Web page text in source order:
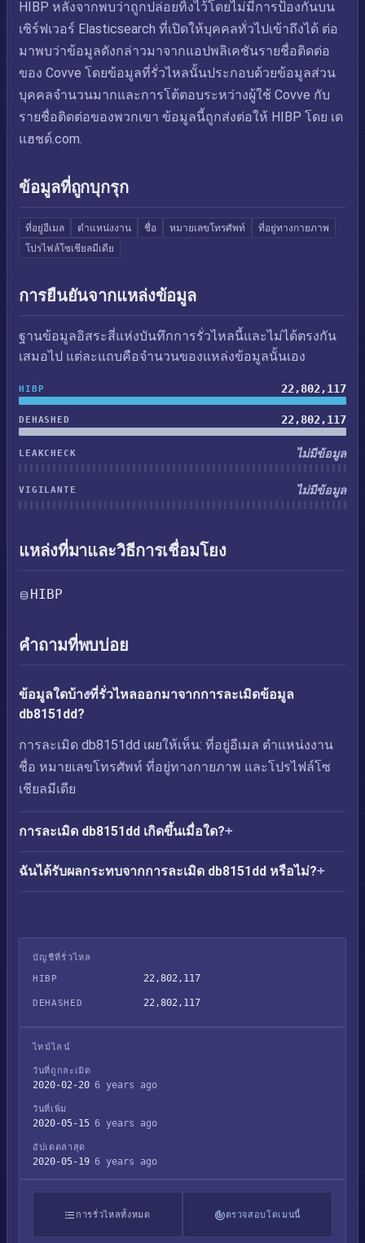
HIBP หลังจากพบว่าถูกปล่อยทิ้งไว้โดยไม่มีการป้องกันบน
เซิร์ฟเวอร์ Elasticsearch ที่เปิดให้บุคคลทั่วไปเข้าถึงได้ ต่อ
มาพบว่าข้อมูลดังกล่าวมาจากแอปพลิเคชันรายชื่อติดต่อ
ของ Covve โดยข้อมูลที่รั่วไหลนั้นประกอบด้วยข้อมูลส่วน
บุคคลจำนวนมากและการโต้ตอบระหว่างผู้ใช้ Covve กับ
รายชื่อติดต่อของพวกเขา ข้อมูลนี้ถูกส่งต่อให้ HIBP โดย เด
แฮชด์.com.
ข้อมูลที่ถูกบุกรุก
ที่อยู่อีเมล ตำแหน่งงาน ชื่อ หมายเลขโทรศัพท์
ที่อยู่ทางกายภาพ
โปรไฟล์โซเชียลมีเดีย
การยืนยันจากแหล่งข้อมูล
ฐานข้อมูลอิสระสี่แห่งบันทึกการรั่วไหลนี้และไม่ได้ตรงกัน
เสมอไป แต่ละแถบคือจำนวนของแหล่งข้อมูลนั้นเอง
HIBP 22,802,117
DEHASHED 22,802,117
LEAKCHECK ไม่มีข้อมูล
VIGILANTE ไม่มีข้อมูล
แหล่งที่มาและวิธีการเชื่อมโยง
HIBP
คำถามที่พบบ่อย
ข้อมูลใดบ้างที่รั่วไหลออกมาจากการละเมิดข้อมูล
db8151dd?
การละเมิด db8151dd เผยให้เห็น: ที่อยู่อีเมล ตำแหน่งงาน
ชื่อ หมายเลขโทรศัพท์ ที่อยู่ทางกายภาพ และโปรไฟล์โซ
เชียลมีเดีย
การละเมิด db8151dd เกิดขึ้นเมื่อใด?
ฉันได้รับผลกระทบจากการละเมิด db8151dd หรือไม่?
บัญชีที่รั่วไหล
HIBP
22,802,117
DEHASHED 22,802,117
ไทม์ไลน์
วันที่ถูกละเมิด
2020-02-20 6 years ago
วันที่เพิ่ม
2020-05-15 6 years ago
อัปเดตล่าสุด
2020-05-19 6 years ago
การรั่วไหลทั้งหมด ตรวจสอบโดเมนนี้